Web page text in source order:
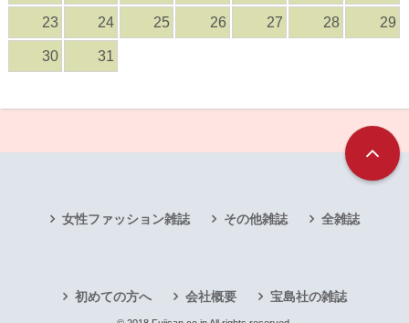
23 24 25 26 27 28 29
30 31
女性ファッション雑誌 その他雑誌 全雑誌
初めての方へ 会社概要 宝島社の雑誌